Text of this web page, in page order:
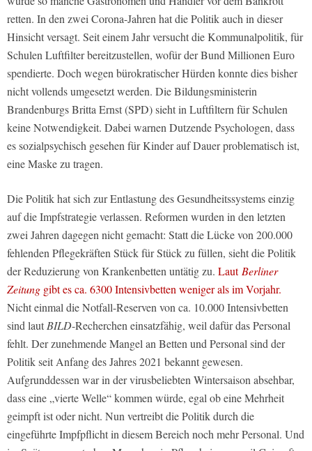
retten. In den zwei Corona-Jahren hat die Politik auch in dieser
Hinsicht versagt. Seit einem Jahr versucht die Kommunalpolitik, für
Schulen Luftfilter bereitzustellen, wofür der Bund Millionen Euro
spendierte. Doch wegen bürokratischer Hürden konnte dies bisher
nicht vollends umgesetzt werden. Die Bildungsministerin
Brandenburgs Britta Ernst (SPD) sieht in Luftfiltern für Schulen
keine Notwendigkeit. Dabei warnen Dutzende Psychologen, dass
es sozialpsychisch gesehen für Kinder auf Dauer problematisch ist,
eine Maske zu tragen.
Die Politik hat sich zur Entlastung des Gesundheitssystems einzig
auf die Impfstrategie verlassen. Reformen wurden in den letzten
zwei Jahren dagegen nicht gemacht: Statt die Lücke von 200.000
fehlenden Pflegekräften Stück für Stück zu füllen, sieht die Politik
der Reduzierung von Krankenbetten untätig zu. Laut Berliner
Zeitung gibt es ca. 6300 Intensivbetten weniger als im Vorjahr.
Nicht einmal die Notfall-Reserven von ca. 10.000 Intensivbetten
sind laut BILD-Recherchen einsatzfähig, weil dafür das Personal
fehlt. Der zunehmende Mangel an Betten und Personal sind der
Politik seit Anfang des Jahres 2021 bekannt gewesen.
Aufgrunddessen war in der virusbeliebten Wintersaison absehbar,
dass eine „vierte Welle“ kommen würde, egal ob eine Mehrheit
geimpft ist oder nicht. Nun vertreibt die Politik durch die
eingeführte Impfpflicht in diesem Bereich noch mehr Personal. Und